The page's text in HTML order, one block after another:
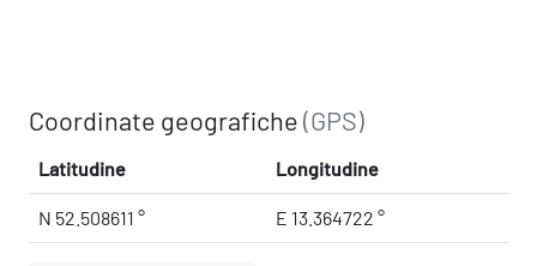
Coordinate geografiche(GPS)
Latitudine Longitudine
N 52.508611 ° E 13.364722 °